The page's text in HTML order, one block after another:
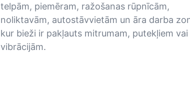
telpām, piemēram, ražošanas rūpnīcām,
noliktavām, autostāvvietām un āra darba
kur bieži ir pakļauts mitrumam, putekļiem vai
vibrācijām.